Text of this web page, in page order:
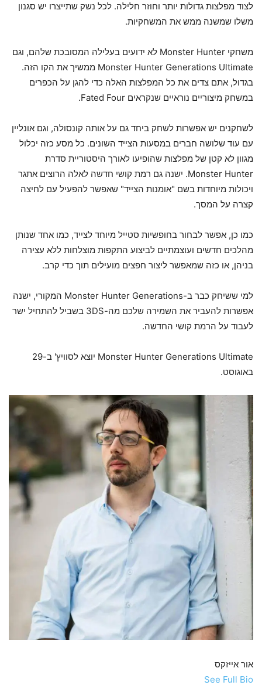
לצוד מפלצות גדולות יותר וחוזר חלילה. לכל נשק שתייצרו יש סגנון
משלו שמשנה ממש את המשחקיות.
משחקי Monster Hunter לא ידועים בעלילה המסובכת שלהם, וגם
Monster Hunter Generations Ultimate ממשיך את הקו הזה.
בגדול, אתם צדים את כל המפלצות האלה כדי להגן על הכפרים
במשחק מיצוריים נוראיים שנקראים Fated Four.
לשחקנים יש אפשרות לשחק ביחד גם על אותה קונסולה, וגם אונליין
עם עוד שלושה חברים במסעות הצייד השונים. כל מסע כזה יכלול
מגוון לא קטן של מפלצות שהופיעו לאורך היסטוריית סדרת
Monster Hunter. ישנה גם רמת קושי חדשה לאלה הרוצים אתגר
ויכולות מיוחדות בשם "אומנות הצייד" שאפשר להפעיל עם לחיצה
קצרה על המסך.
כמו כן, אפשר לבחור בחופשיות סטייל מיוחד לצייד, כמו אחד שנותן
מהלכים חדשים ועוצמתיים לביצוע התקפות מוצלחות ללא עצירה
בניהן, או כזה שמאפשר ליצור חפצים מועילים תוך כדי קרב.
למי ששיחק כבר ב-Monster Hunter Generations המקורי, ישנה
אפשרות להעביר את השמירה שלכם מה-3DS בשביל להתחיל ישר
לעבוד על הרמת קושי החדשה.
Monster Hunter Generations Ultimate יוצא לסוויץ' ב-29
באוגוסט.
אור אייזקס
See Full Bio